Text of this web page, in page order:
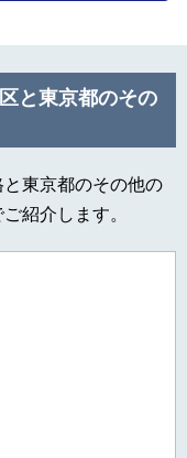
と東京都のその
東京都のその他の
紹介します。